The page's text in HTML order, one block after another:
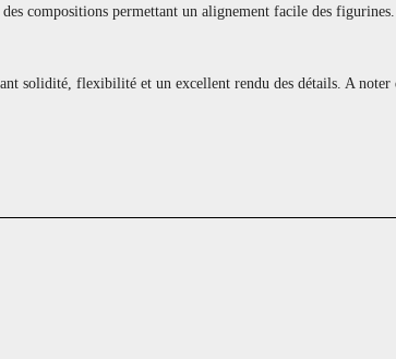
compositions permettant un alignement facile des figurines.
solidité, flexibilité et un excellent rendu des détails. A noter